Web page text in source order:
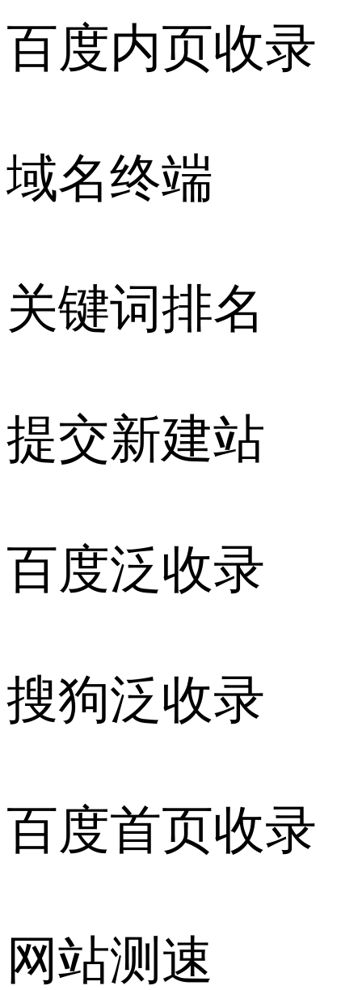
百度内页收录
域名终端
关键词排名
提交新建站
百度泛收录
搜狗泛收录
百度首页收录
网站测速